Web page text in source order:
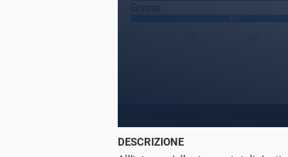
DESCRIZIONE